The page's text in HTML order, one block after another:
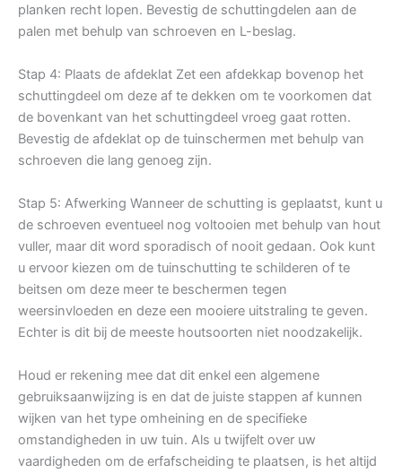
planken recht lopen. Bevestig de schuttingdelen aan de
palen met behulp van schroeven en L-beslag.
Stap 4: Plaats de afdeklat Zet een afdekkap bovenop het
schuttingdeel om deze af te dekken om te voorkomen dat
de bovenkant van het schuttingdeel vroeg gaat rotten.
Bevestig de afdeklat op de tuinschermen met behulp van
schroeven die lang genoeg zijn.
Stap 5: Afwerking Wanneer de schutting is geplaatst, kunt u
de schroeven eventueel nog voltooien met behulp van hout
vuller, maar dit word sporadisch of nooit gedaan. Ook kunt
u ervoor kiezen om de tuinschutting te schilderen of te
beitsen om deze meer te beschermen tegen
weersinvloeden en deze een mooiere uitstraling te geven.
Echter is dit bij de meeste houtsoorten niet noodzakelijk.
Houd er rekening mee dat dit enkel een algemene
gebruiksaanwijzing is en dat de juiste stappen af kunnen
wijken van het type omheining en de specifieke
omstandigheden in uw tuin. Als u twijfelt over uw
vaardigheden om de erfafscheiding te plaatsen, is het altijd